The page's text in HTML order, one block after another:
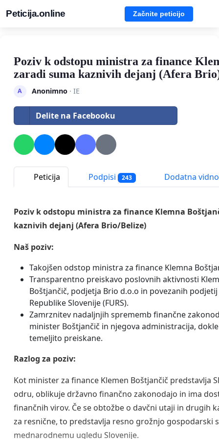
Peticija.online Začnite peticijo
Poziv k odstopu ministra za finance
zaradi suma kaznivih dejanj (Afera
A Anonimno· IE
Delite na Facebooku
Peticija Podpisi 243 Dodatna
Poziv k odstopu ministra za finance Klemna
kaznivih dejanj (Afera Brio/Belize)
Naš poziv:
Takojšen odstop ministra za finance Klemna
Transparentno preiskavo poslovnih aktivnosti
Boštjančič, podjetja Brio d.o.o in povezanih
Republike Slovenije (FURS).
Zamrznitev nadaljnjih sprememb finančne
minister Boštjančič in njegova administracija,
temeljito preiskane.
Razlog za poziv:
Kot minister za finance Klemen Boštjančič predstavlja
odru, oblikuje državno finančno zakonodajo in ima
finančnih virov. Če se obtožbe o davčni utaji in drugih
za resnične, to predstavlja resno grožnjo gospodarski
mednarodnemu ugledu Slovenije.